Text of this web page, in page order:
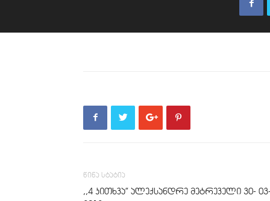
წინა სტატია
,,4 კითხვა” ალექსანდრე მეტრეველი 30-